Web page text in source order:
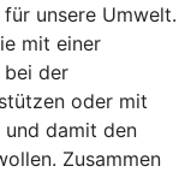
unsere Umwelt.
mit einer
bei der
oder mit
und damit den
Zusammen